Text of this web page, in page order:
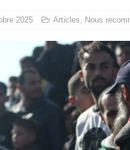
Capituler ou
2025 Articles, Nous